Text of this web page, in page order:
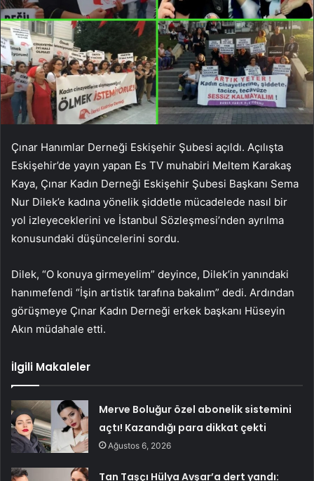
Çınar Hanımlar Derneği Eskişehir Şubesi açıldı. Açılışta
Eskişehir’de yayın yapan Es TV muhabiri Meltem Karakaş
Kaya, Çınar Kadın Derneği Eskişehir Şubesi Başkanı Sema
Nur Dilek’e kadına yönelik şiddetle mücadelede nasıl bir
yol izleyeceklerini ve İstanbul Sözleşmesi’nden ayrılma
konusundaki düşüncelerini sordu.
Dilek, “O konuya girmeyelim” deyince, Dilek’in yanındaki
hanımefendi “İşin artistik tarafına bakalım” dedi. Ardından
görüşmeye Çınar Kadın Derneği erkek başkanı Hüseyin
Akın müdahale etti.
İlgili Makaleler
Merve Boluğur özel abonelik sistemini
açtı! Kazandığı para dikkat çekti
Ağustos 6, 2026
Tan Taşçı Hülya Avşar’a dert yandı: